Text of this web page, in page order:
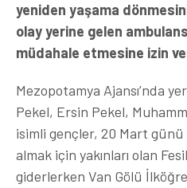
yeniden yaşama
olay yerine gelen
müdahale etmesine izin
Mezopotamya Ajansı’nda
Pekel, Ersin Pekel,
isimli gençler, 20 Mart günü
almak için yakınları olan
giderlerken Van Gölü